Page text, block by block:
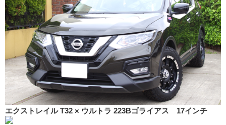
エクストレイル T32 × ウルトラ 223Bゴライアス 17インチ